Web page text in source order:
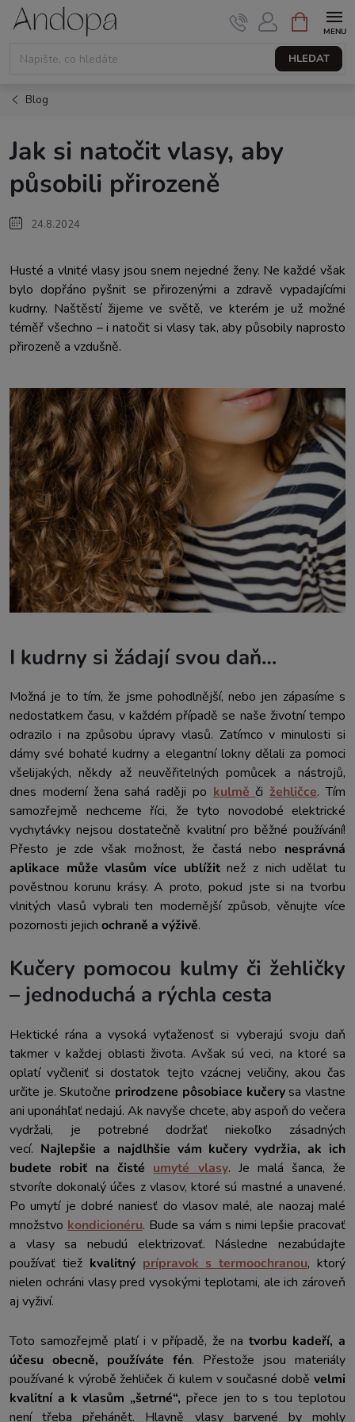
Přejít
HLEDAT
NÁKUPNÍ
KOŠÍK
Blog
Jak si natočit vlasy, aby
působili přirozeně
24.8.2024
Husté a vlnité vlasy jsou snem nejedné ženy. Ne každé však
bylo dopřáno pyšnit se přirozenými a zdravě vypadajícími
kudrny. Naštěstí žijeme ve světě, ve kterém je už možné
téměř všechno – i natočit si vlasy tak, aby působily naprosto
přirozeně a vzdušně.
I kudrny si žádají svou daň…
Možná je to tím, že jsme pohodlnější, nebo jen zápasíme s
nedostatkem času, v každém případě se naše životní tempo
odrazilo i na způsobu úpravy vlasů. Zatímco v minulosti si
dámy své bohaté kudrny a elegantní lokny dělali za pomoci
všelijakých, někdy až neuvěřitelných pomůcek a nástrojů,
dnes moderní žena sahá raději po kulměči žehličce. Tím
samozřejmě nechceme říci, že tyto novodobé elektrické
vychytávky nejsou dostatečně kvalitní pro běžné používání!
Přesto je zde však možnost, že častá nebo nesprávná
aplikace může vlasům více ublížitnež z nich udělat tu
pověstnou korunu krásy. A proto, pokud jste si na tvorbu
vlnitých vlasů vybrali ten modernější způsob, věnujte více
pozornosti jejich ochraně a výživě.
Kučery pomocou kulmy či žehličky
– jednoduchá a rýchla cesta
Hektické rána a vysoká vyťaženosť si vyberajú svoju daň
takmer v každej oblasti života. Avšak sú veci, na ktoré sa
oplatí vyčleniť si dostatok tejto vzácnej veličiny, akou čas
určite je. Skutočne prirodzene pôsobiace kučerysa vlastne
ani uponáhľať nedajú. Ak navyše chcete, aby aspoň do večera
vydržali, je potrebné dodržať niekoľko zásadných
vecí. Najlepšie a najdlhšie vám kučery vydržia, ak ich
budete robiť na čisté umyté vlasy. Je malá šanca, že
stvoríte dokonalý účes z vlasov, ktoré sú mastné a unavené.
Po umytí je dobré naniesť do vlasov malé, ale naozaj malé
množstvo kondicionéru. Bude sa vám s nimi lepšie pracovať
a vlasy sa nebudú elektrizovať. Následne nezabúdajte
používať tiež kvalitný prípravok s termoochranou, ktorý
nielen ochráni vlasy pred vysokými teplotami, ale ich zároveň
aj vyživí.
Toto samozřejmě platí i v případě, že na tvorbu kadeří, a
účesu obecně, používáte fén. Přestože jsou materiály
používané k výrobě žehliček či kulem v současné době velmi
kvalitní a k vlasům „šetrné“, přece jen to s tou teplotou
není třeba přehánět. Hlavně vlasy barvené by mohly